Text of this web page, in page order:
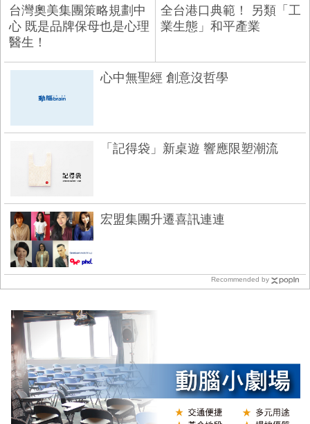
台灣奧美集團策略規劃中
心 既是品牌保母也是心理
醫生！
全台港口典範！ 另類「工
業生態」和平產業
心中無聖經 創意沒哲學
「記得袋」新桌遊 響應限塑潮流
宏盟集團升遷喜訊連連
Recommended by